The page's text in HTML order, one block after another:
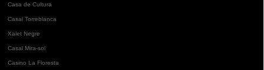
Casa de Cultura
Casal Torreblanca
Xalet Negre
Casal Mira-sol
Casino La Floresta